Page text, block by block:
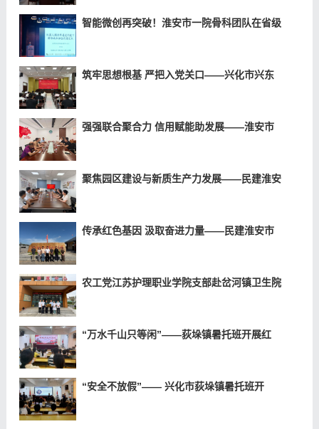
智能微创再突破！淮安市一院骨科团队在省级
筑牢思想根基 严把入党关口——兴化市兴东
强强联合聚合力 信用赋能助发展——淮安市
聚焦园区建设与新质生产力发展——民建淮安
传承红色基因 汲取奋进力量——民建淮安市
农工党江苏护理职业学院支部赴岔河镇卫生院
“万水千山只等闲”——荻垛镇暑托班开展红
“安全不放假”—— 兴化市荻垛镇暑托班开